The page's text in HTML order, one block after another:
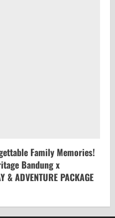
Family Memories!
Bandung x
ADVENTURE PACKAGE